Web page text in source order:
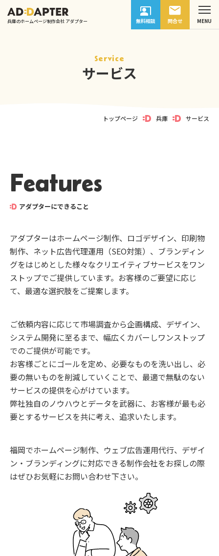
兵庫のホームページ制作会社 アダプター 無料相談 問合せ
Service
サービス
トップページ 兵庫 サービス
Features
アダプターにできること
アダプターはホームページ制作、ロゴデザイン、印刷物
制作、ネット広告代理運用（SEO対策）、ブランディン
グをはじめとした様々なクリエイティブサービスをワン
ストップでご提供しています。お客様のご要望に応じ
て、最適な選択肢をご提案します。
ご依頼内容に応じて市場調査から企画構成、デザイン、
システム開発に至るまで、幅広くカバーしワンストップ
でのご提供が可能です。
お客様ごとにゴールを定め、必要なものを洗い出し、必
要の無いものを削減していくことで、最適で無駄のない
サービスの提供を心がけています。
弊社独自のノウハウとデータを武器に、お客様が最も必
要とするサービスを共に考え、追求いたします。
福岡でホームページ制作、ウェブ広告運用代行、デザイ
ン・ブランディングに対応できる制作会社をお探しの際
はぜひお気軽にお問い合わせ下さい。